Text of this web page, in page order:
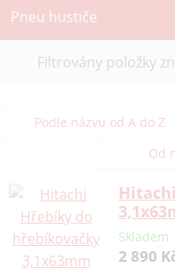
Pneu hustiče
Filtrovány položky
Podle názvu od A do Z
Od
Skladem
2 890